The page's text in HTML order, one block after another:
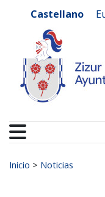
Castellano
Buscar:
Inicio > Noticias